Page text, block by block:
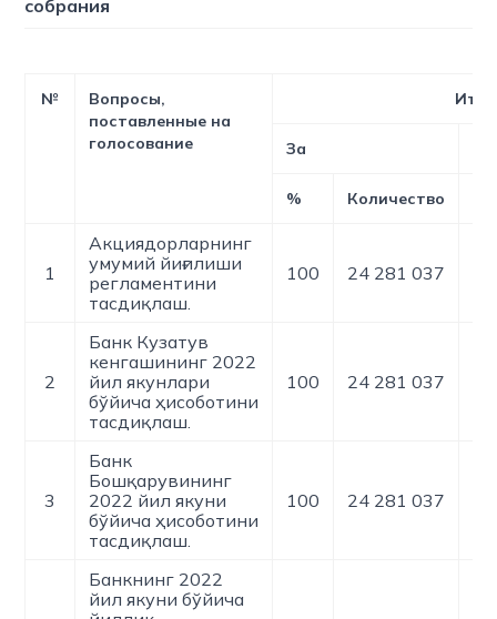
собрания
№
Вопросы,
поставленные на
голосование
За
% Количество
1
Акциядорларнинг
умумий йиғилиши
регламентини
тасдиқлаш.
100 24 281 037
2
Банк Кузатув
кенгашининг 2022
йил якунлари
бўйича ҳисоботини
тасдиқлаш.
100 24 281 037
3
Банк
Бошқарувининг
2022 йил якуни
бўйича ҳисоботини
тасдиқлаш.
100 24 281 037
Банкнинг 2022
йил якуни бўйича